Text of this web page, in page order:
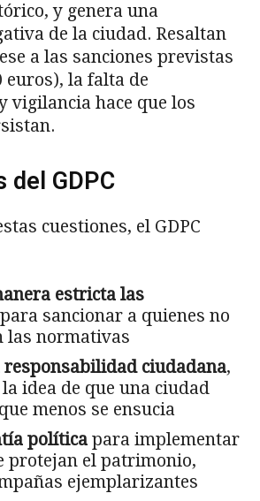
y genera una
de la ciudad. Resaltan
a las sanciones previstas
euros), la falta de
vigilancia hace que los
del GDPC
cuestiones, el GDPC
estricta las
para sancionar a quienes no
las normativas
responsabilidad ciudadana,
idea de que una ciudad
menos se ensucia
política para implementar
protejan el patrimonio,
ejemplarizantes